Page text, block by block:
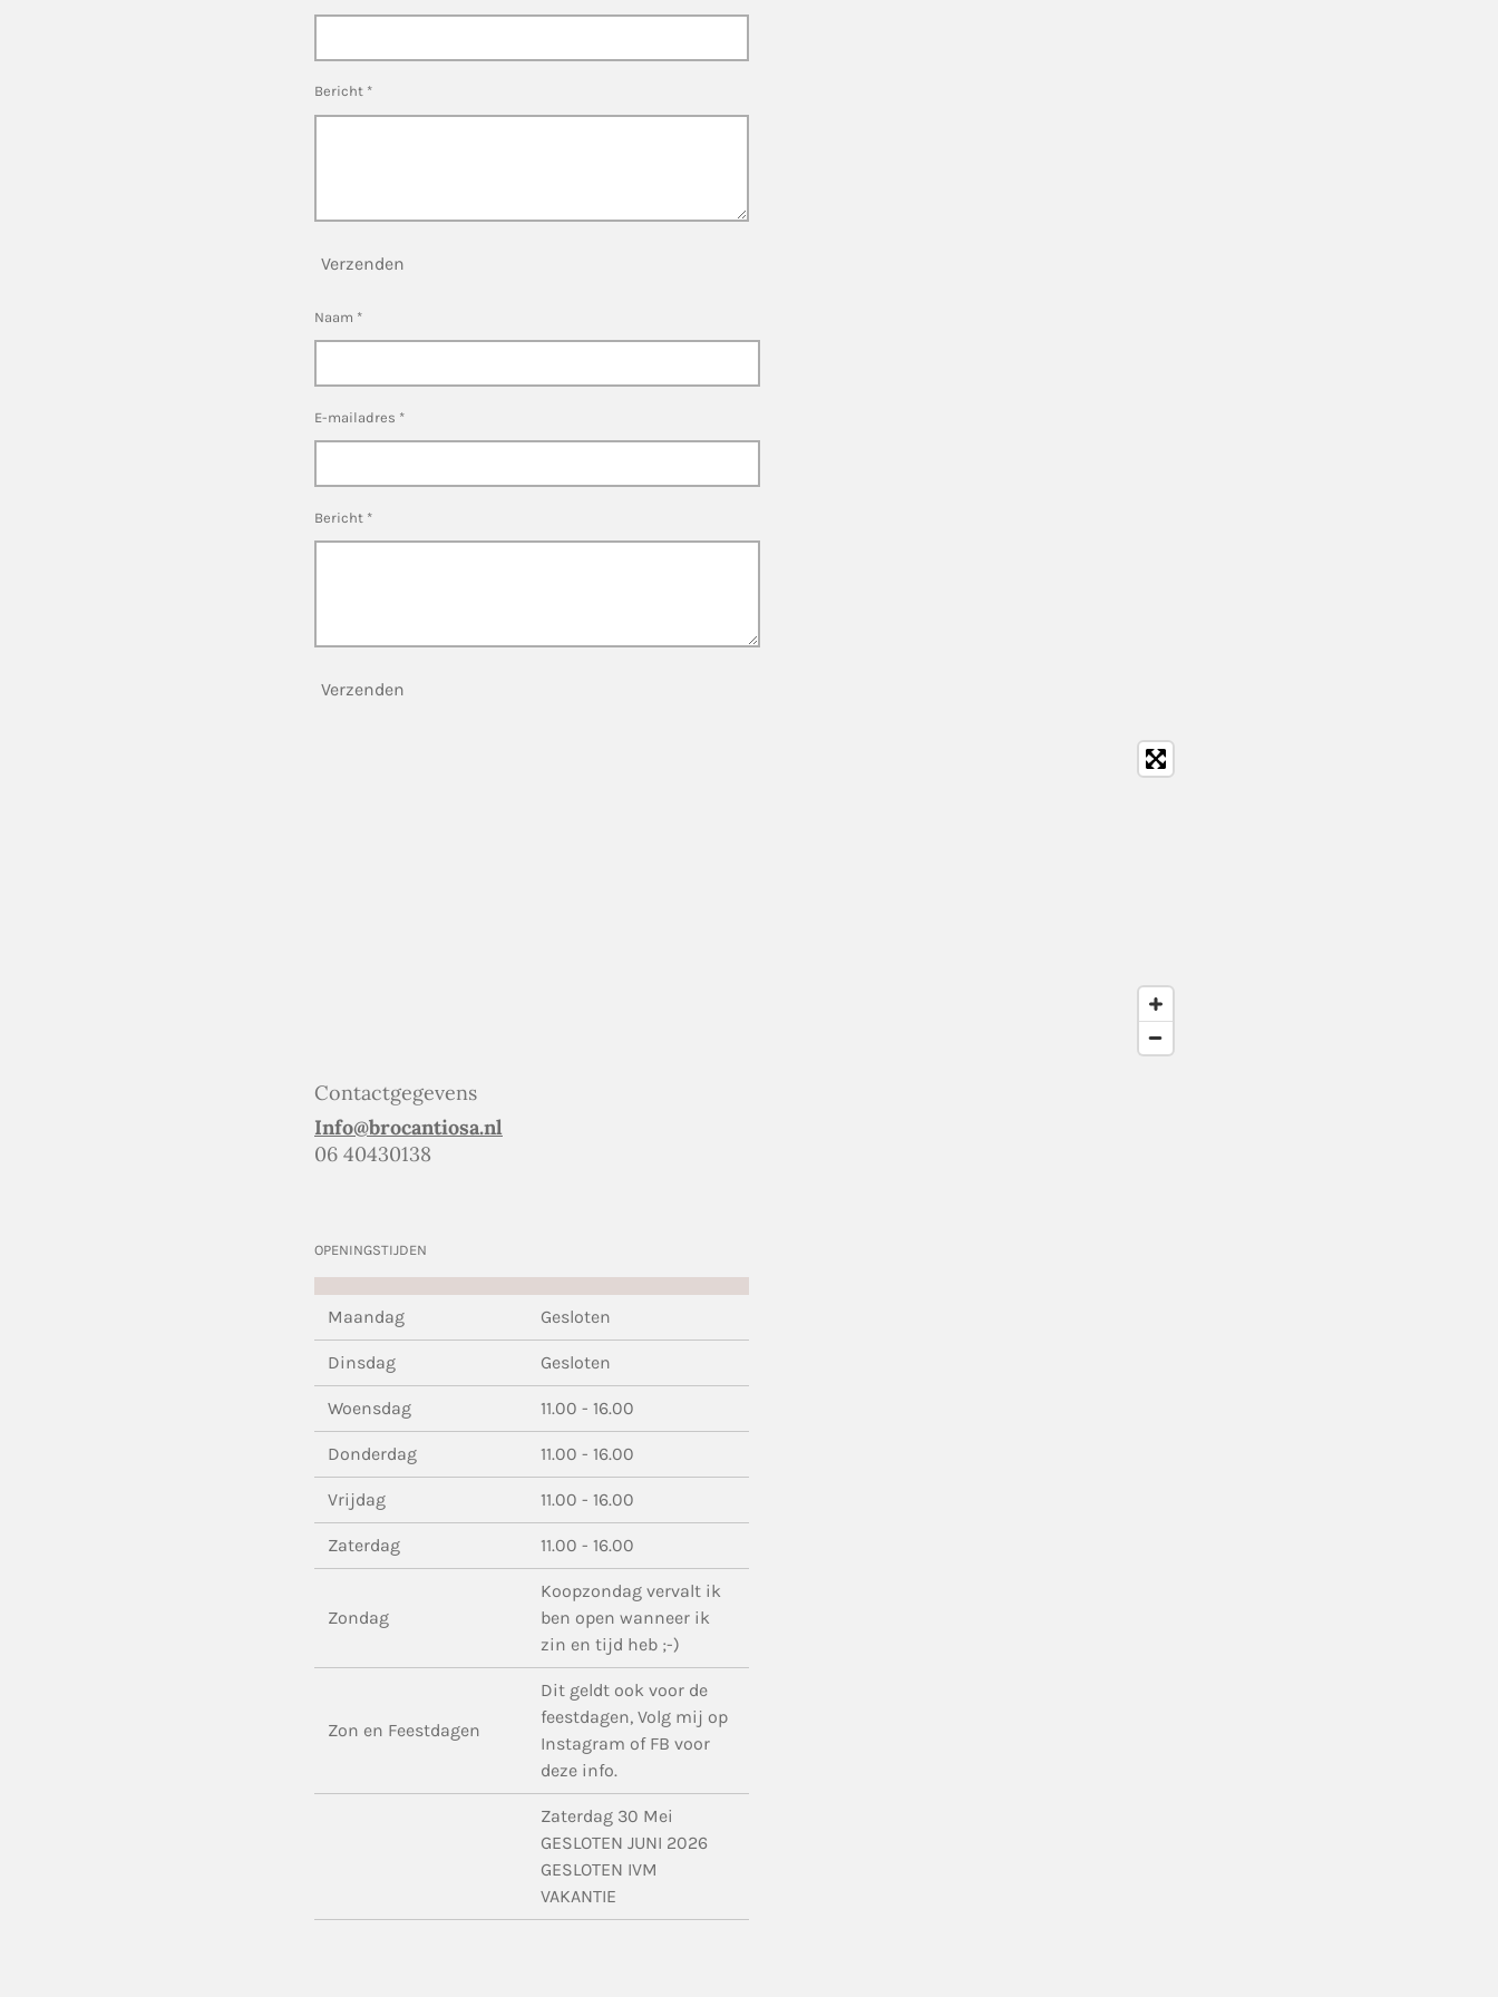
Bericht *
Verzenden
Naam *
E-mailadres *
Bericht *
Verzenden
Contactgegevens
Info@brocantiosa.nl
06 40430138
OPENINGSTIJDEN
Maandag Gesloten
Dinsdag Gesloten
Woensdag 11.00 - 16.00
Donderdag 11.00 - 16.00
Vrijdag 11.00 - 16.00
Zaterdag 11.00 - 16.00
Zondag
Koopzondag vervalt ik
ben open wanneer ik
zin en tijd heb ;-)
Zon en Feestdagen
Dit geldt ook voor de
feestdagen, Volg mij op
Instagram of FB voor
deze info.
Zaterdag 30 Mei
GESLOTEN JUNI 2026
GESLOTEN IVM
VAKANTIE